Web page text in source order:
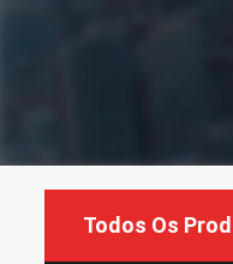
Todos Os